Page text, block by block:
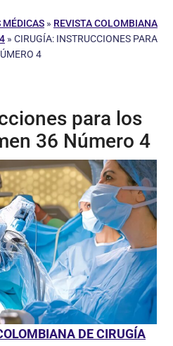
MÉDICAS » REVISTA COLOMBIANA
» CIRUGÍA: INSTRUCCIONES PARA
4
para los
36 Número 4
DE CIRUGÍA